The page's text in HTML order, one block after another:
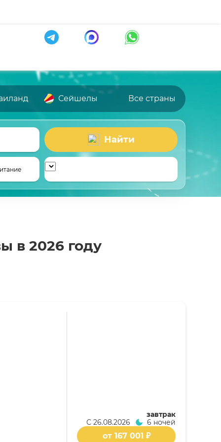
Сейшелы Все страны
Найти
в 2026 году
завтрак
С 26.08.2026 6 ночей
от 167 001 ₽